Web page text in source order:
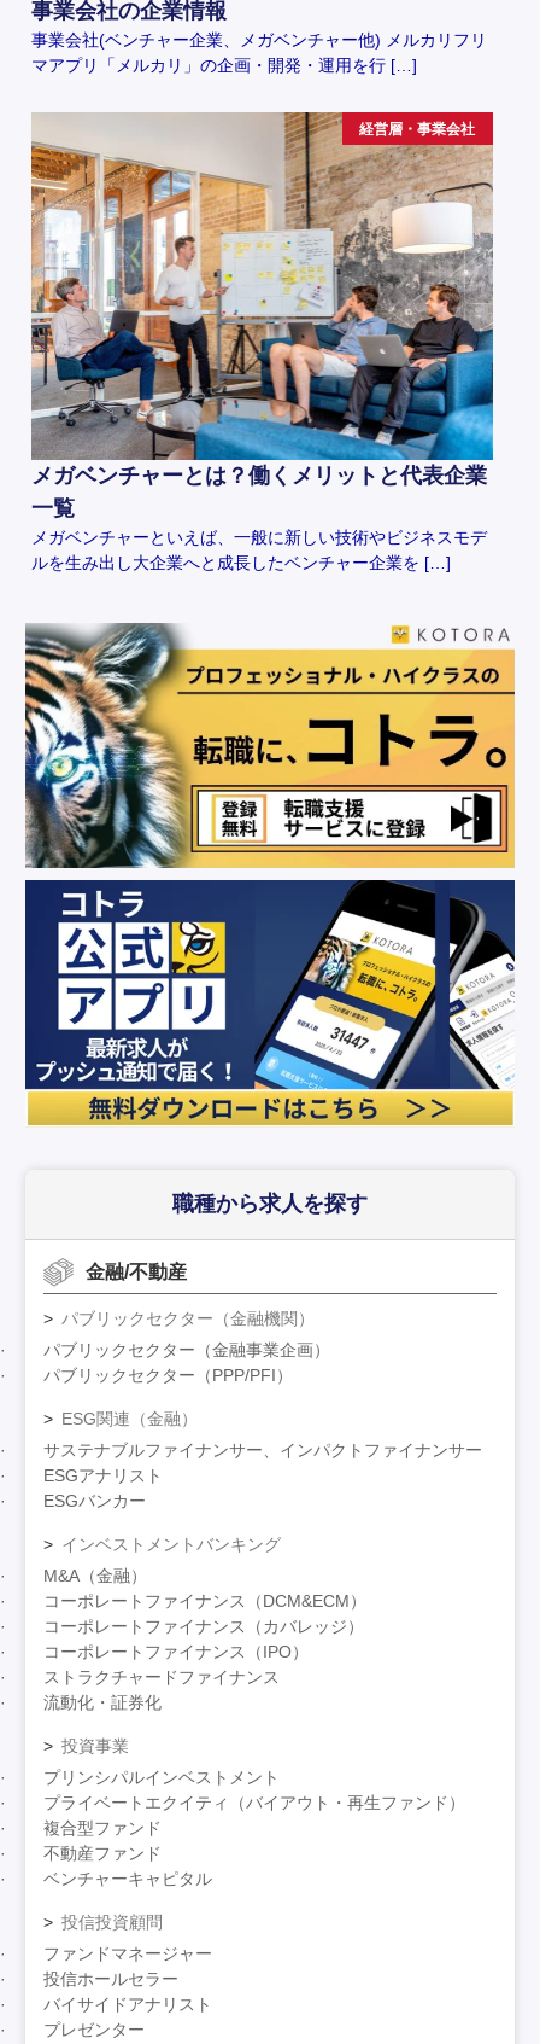
事業会社の企業情報
事業会社(ベンチャー企業、メガベンチャー他) メルカリフリ
マアプリ「メルカリ」の企画・開発・運用を行 […]
経営層・事業会社
メガベンチャーとは？働くメリットと代表企業
一覧
メガベンチャーといえば、一般に新しい技術やビジネスモデ
ルを生み出し大企業へと成長したベンチャー企業を […]
職種から求人を探す
金融/不動産
パブリックセクター（金融機関）
パブリックセクター（金融事業企画）
パブリックセクター（PPP/PFI）
ESG関連（金融）
サステナブルファイナンサー、インパクトファイナンサー
ESGアナリスト
ESGバンカー
インベストメントバンキング
M&A（金融）
コーポレートファイナンス（DCM&ECM）
コーポレートファイナンス（カバレッジ）
コーポレートファイナンス（IPO）
ストラクチャードファイナンス
流動化・証券化
投資事業
プリンシパルインベストメント
プライベートエクイティ（バイアウト・再生ファンド）
複合型ファンド
不動産ファンド
ベンチャーキャピタル
投信投資顧問
ファンドマネージャー
投信ホールセラー
バイサイドアナリスト
プレゼンター